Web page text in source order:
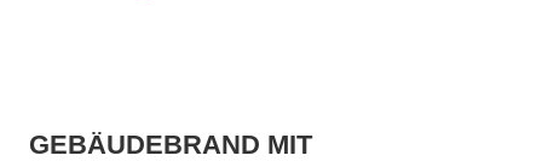
GEBÄUDEBRAND MIT